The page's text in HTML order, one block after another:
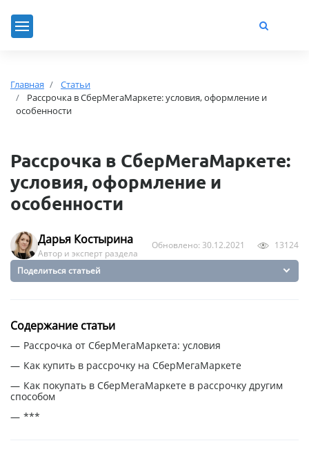
Главная
Статьи
Рассрочка в СберМегаМаркете: условия, оформление и
особенности
Рассрочка в СберМегаМаркете:
условия, оформление и
особенности
Дарья Костырина
Автор и эксперт раздела
Обновлено: 30.12.2021 13124
Поделиться статьей
Содержание статьи
Рассрочка от СберМегаМаркета: условия
Как купить в рассрочку на СберМегаМаркете
Как покупать в СберМегаМаркете в рассрочку другим
способом
***